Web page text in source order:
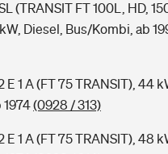
(TRANSIT FT 100L, HD,
Diesel, Bus/Kombi, ab
E 1 A (FT 75 TRANSIT), 44
(0928 / 313)
E 1 A (FT 75 TRANSIT), 48